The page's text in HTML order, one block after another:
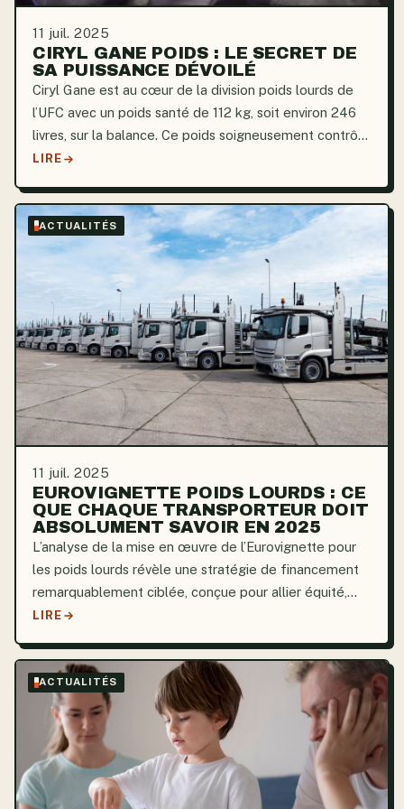
11 juil. 2025
CIRYL GANE POIDS : LE SECRET DE
SA PUISSANCE DÉVOILÉ
Ciryl Gane est au cœur de la division poids lourds de
l’UFC avec un poids santé de 112 kg, soit environ 246
livres, sur la balance. Ce poids soigneusement contrôlé
est le résultat d’une stratégie athlétique bien pensée
LIRE
ACTUALITÉS
11 juil. 2025
EUROVIGNETTE POIDS LOURDS : CE
QUE CHAQUE TRANSPORTEUR DOIT
ABSOLUMENT SAVOIR EN 2025
L’analyse de la mise en œuvre de l’Eurovignette pour
les poids lourds révèle une stratégie de financement
remarquablement ciblée, conçue pour allier équité,
efficacité et durabilité. Principalement utilisée dans
LIRE
ACTUALITÉS